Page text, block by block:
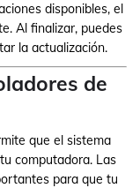
disponibles, el
Al finalizar, puedes
la actualización.
de
que el sistema
computadora. Las
para que tu